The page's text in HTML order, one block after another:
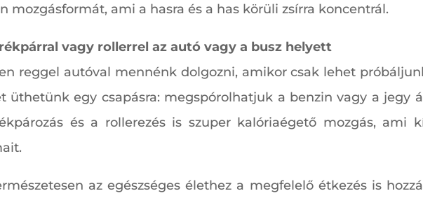
mozgásformát, ami a hasra és a has körüli zsírra koncentrál.
vagy rollerrel az autó vagy a busz helyett
reggel autóval mennénk dolgozni, amikor csak lehet
üthetünk egy csapásra: megspórolhatjuk a benzin vagy a jegy
és a rollerezés is szuper kalóriaégető mozgás, ami
az egészséges élethez a megfelelő étkezés is